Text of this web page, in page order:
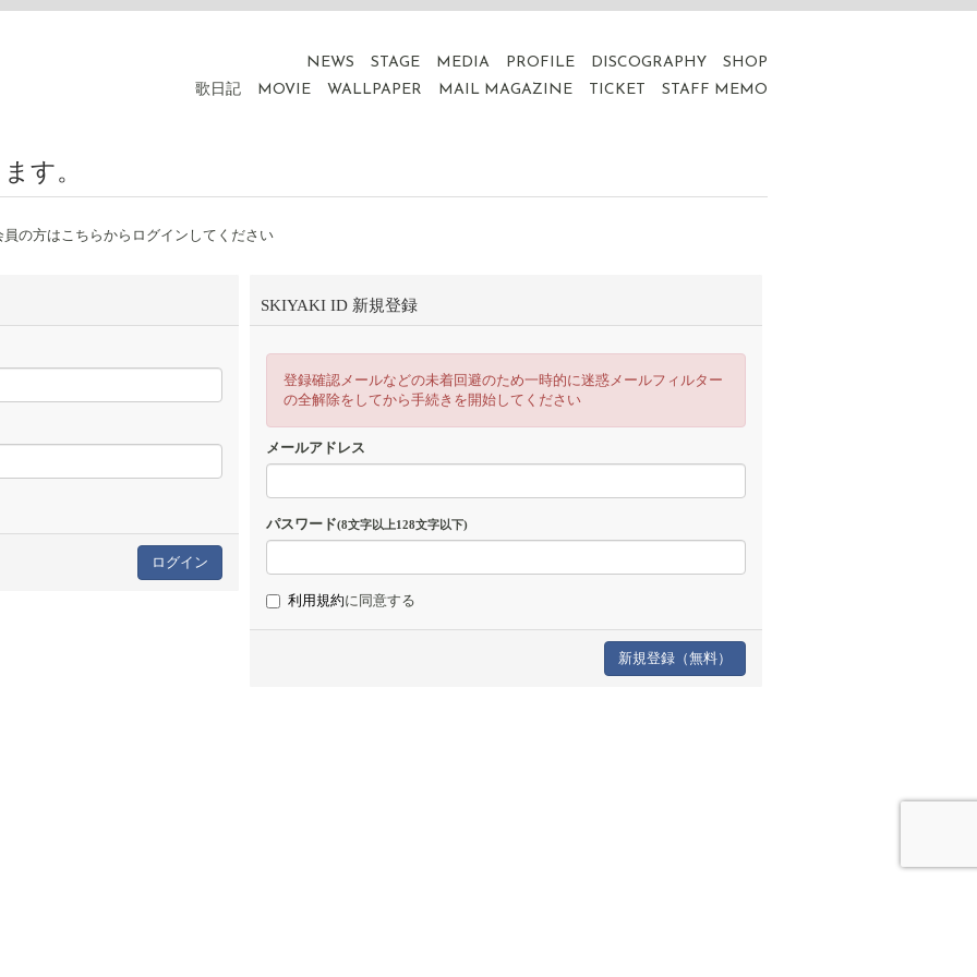
NEWS STAGE MEDIA PROFILE DISCOGRAPHY
SHOP
歌日記
MOVIE WALLPAPER MAIL MAGAZINE TICKET STAFF MEMO
す。
の方はこちらからログインしてください
SKIYAKI ID 新規登録
登録確認メールなどの未着回避のため一時的に迷惑メールフィルター
の全解除をしてから手続きを開始してください
メールアドレス
パスワード(8文字以上128文字以下)
利用規約に同意する